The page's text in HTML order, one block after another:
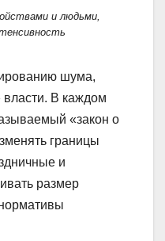
и людьми,
шума,
В каждом
«закон о
границы
и
размер